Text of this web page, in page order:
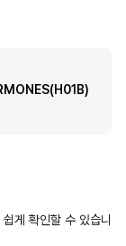
(H01B)
게 확인할 수 있습니